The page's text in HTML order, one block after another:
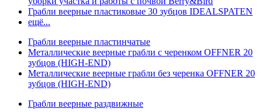
Грабли веерные пластиковые 30 зубцов IDEALSPATEN
ещё...
Грабли веерные пластинчатые
Металлические веерные грабли с черенком OFFNER 20
зубцов (HIGH-END)
Металлические веерные грабли без черенка OFFNER 20
зубцов (HIGH-END)
Грабли веерные раздвижные